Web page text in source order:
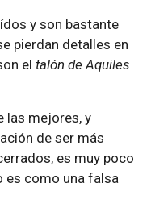
y son bastante
pierdan detalles en
el talón de Aquiles
las mejores, y
de ser más
es muy poco
es como una falsa